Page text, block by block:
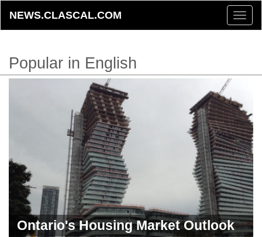
Toggle
NEWS.CLASCAL.COM
Popular in English
Ontario's Housing Market Outlook